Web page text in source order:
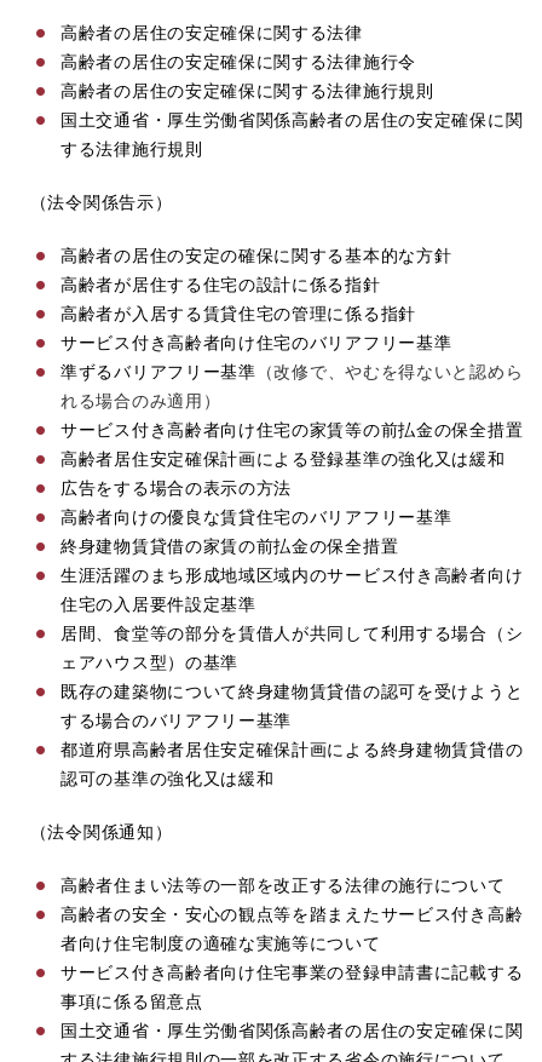
高齢者の居住の安定確保に関する法律
高齢者の居住の安定確保に関する法律施行令
高齢者の居住の安定確保に関する法律施行規則
国土交通省・厚生労働省関係高齢者の居住の安定確保に関
する法律施行規則
（法令関係告示）
高齢者の居住の安定の確保に関する基本的な方針
高齢者が居住する住宅の設計に係る指針
高齢者が入居する賃貸住宅の管理に係る指針
サービス付き高齢者向け住宅のバリアフリー基準
準ずるバリアフリー基準 （改修で、やむを得ないと認めら
れる場合のみ適用）
サービス付き高齢者向け住宅の家賃等の前払金の保全措置
高齢者居住安定確保計画による登録基準の強化又は緩和
広告をする場合の表示の方法
高齢者向けの優良な賃貸住宅のバリアフリー基準
終身建物賃貸借の家賃の前払金の保全措置
生涯活躍のまち形成地域区域内のサービス付き高齢者向け
住宅の入居要件設定基準
居間、食堂等の部分を賃借人が共同して利用する場合（シ
ェアハウス型）の基準
既存の建築物について終身建物賃貸借の認可を受けようと
する場合のバリアフリー基準
都道府県高齢者居住安定確保計画による終身建物賃貸借の
認可の基準の強化又は緩和
（法令関係通知）
高齢者住まい法等の一部を改正する法律の施行について
高齢者の安全・安心の観点等を踏まえたサービス付き高齢
者向け住宅制度の適確な実施等について
サービス付き高齢者向け住宅事業の登録申請書に記載する
事項に係る留意点
国土交通省・厚生労働省関係高齢者の居住の安定確保に関